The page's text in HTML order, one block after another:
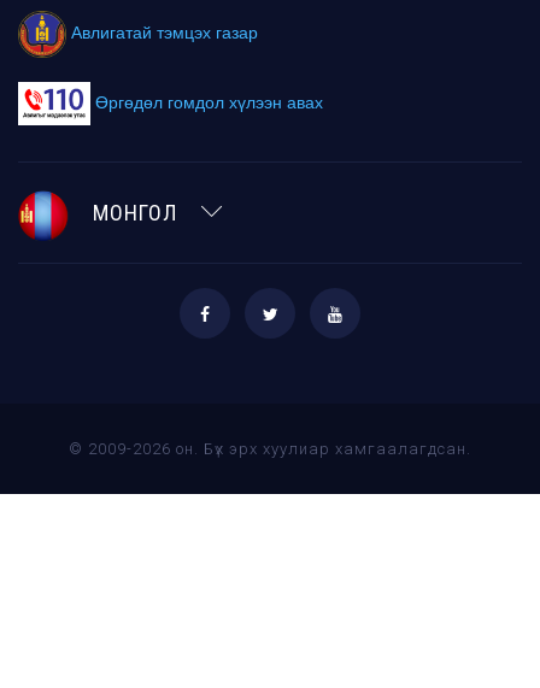
Авлигатай тэмцэх газар
Өргөдөл гомдол хүлээн авах
МОНГОЛ
© 2009-2026 он. Бүх эрх хуулиар хамгаалагдсан.